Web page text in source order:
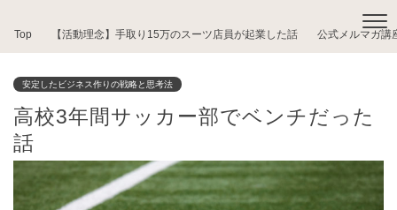
Top 【活動理念】手取り15万のスーツ店員が起業した話 公式メルマガ講
安定したビジネス作りの戦略と思考法
高校3年間サッカー部でベンチだった
話